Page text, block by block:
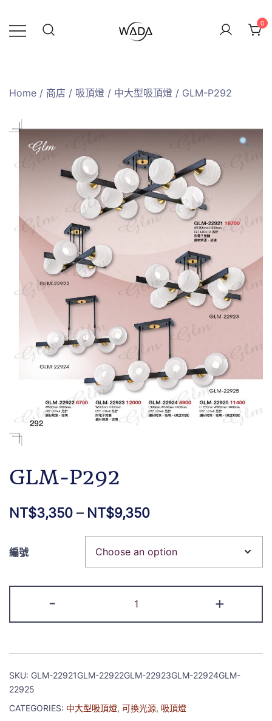
0
Home / 商店 / 吸頂燈 / 中大型吸頂燈 / GLM-P292
GLM-P292
NT$3,350 – NT$9,350
編號
- +
SKU: GLM-22921GLM-22922GLM-22923GLM-22924GLM-
22925
CATEGORIES: 中大型吸頂燈, 可換光源, 吸頂燈